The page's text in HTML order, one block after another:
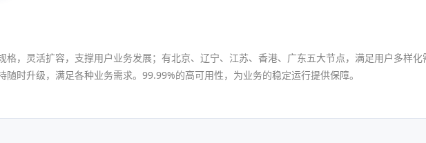
格，灵活扩容，支撑用户业务发展；有北京、辽宁、江苏、香港、广东五大节点，满足用户多样
随时升级，满足各种业务需求。99.99%的高可用性，为业务的稳定运行提供保障。